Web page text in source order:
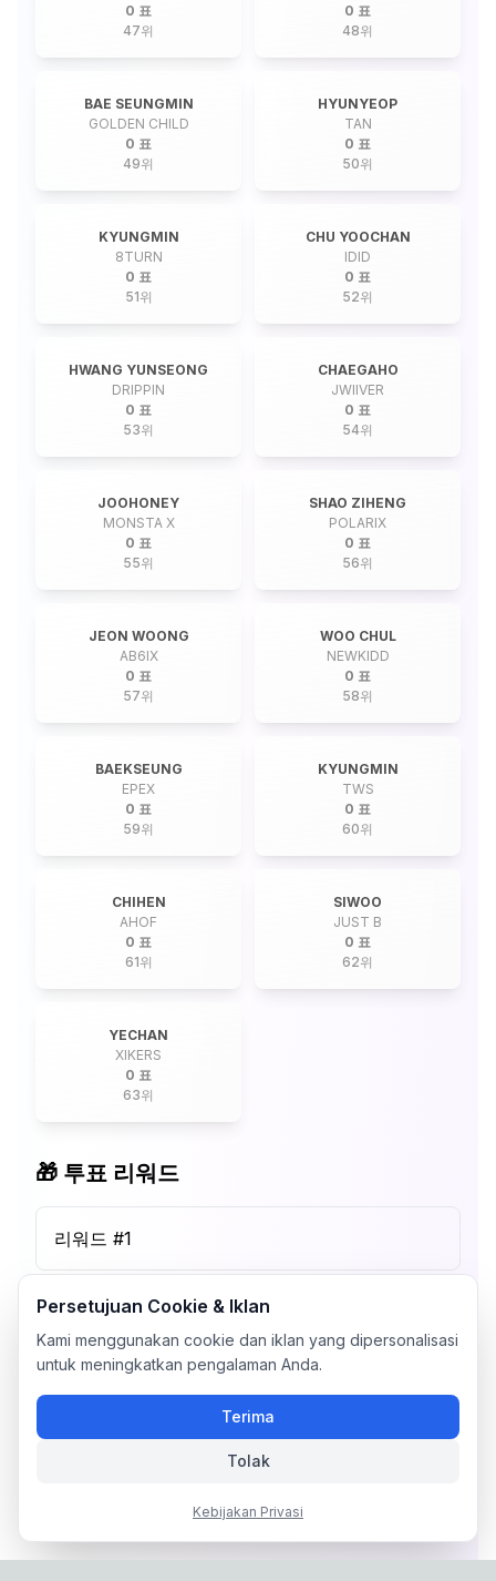
0 표
47위
0 표
48위
BAE SEUNGMIN
GOLDEN CHILD
0 표
49위
HYUNYEOP
TAN
0 표
50위
KYUNGMIN
8TURN
0 표
51위
CHU YOOCHAN
IDID
0 표
52위
HWANG YUNSEONG
DRIPPIN
0 표
53위
CHAEGAHO
JWIIVER
0 표
54위
JOOHONEY
MONSTA X
0 표
55위
SHAO ZIHENG
POLARIX
0 표
56위
JEON WOONG
AB6IX
0 표
57위
WOO CHUL
NEWKIDD
0 표
58위
BAEKSEUNG
EPEX
0 표
59위
KYUNGMIN
TWS
0 표
60위
CHIHEN
AHOF
0 표
61위
SIWOO
JUST B
0 표
62위
YECHAN
XIKERS
0 표
63위
🎁 투표 리워드
리워드 #1
Persetujuan Cookie & Iklan
Kami menggunakan cookie dan iklan yang dipersonalisasi
untuk meningkatkan pengalaman Anda.
Terima
Tolak
Kebijakan Privasi